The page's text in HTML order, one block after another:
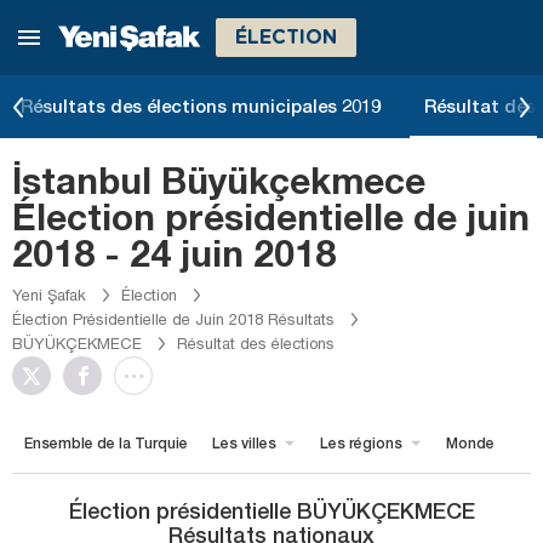
ÉLECTION
Résultats des élections municipales 2019 Résultat des
İstanbul Büyükçekmece
Élection présidentielle de juin
2018 - 24 juin 2018
Yeni Şafak
Élection
Élection Présidentielle de Juin 2018 Résultats
BÜYÜKÇEKMECE
Résultat des élections
Ensemble de la Turquie Les villes Les régions Monde
Élection présidentielle BÜYÜKÇEKMECE
Résultats nationaux